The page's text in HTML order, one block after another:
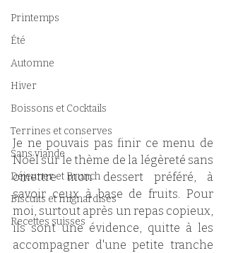
Printemps
Été
Automne
Hiver
Boissons et Cocktails
Terrines et conserves
Sans viande
Déjeuner et Brunch
Biscuits et mignardises
Recettes suisses
Je ne pouvais pas finir ce menu de
Noël sur le thème de la légèreté sans
omettre mon dessert préféré, à
savoir ceux à base de fruits. Pour
moi, surtout après un repas copieux,
ils sont une évidence, quitte à les
accompagner d'une petite tranche